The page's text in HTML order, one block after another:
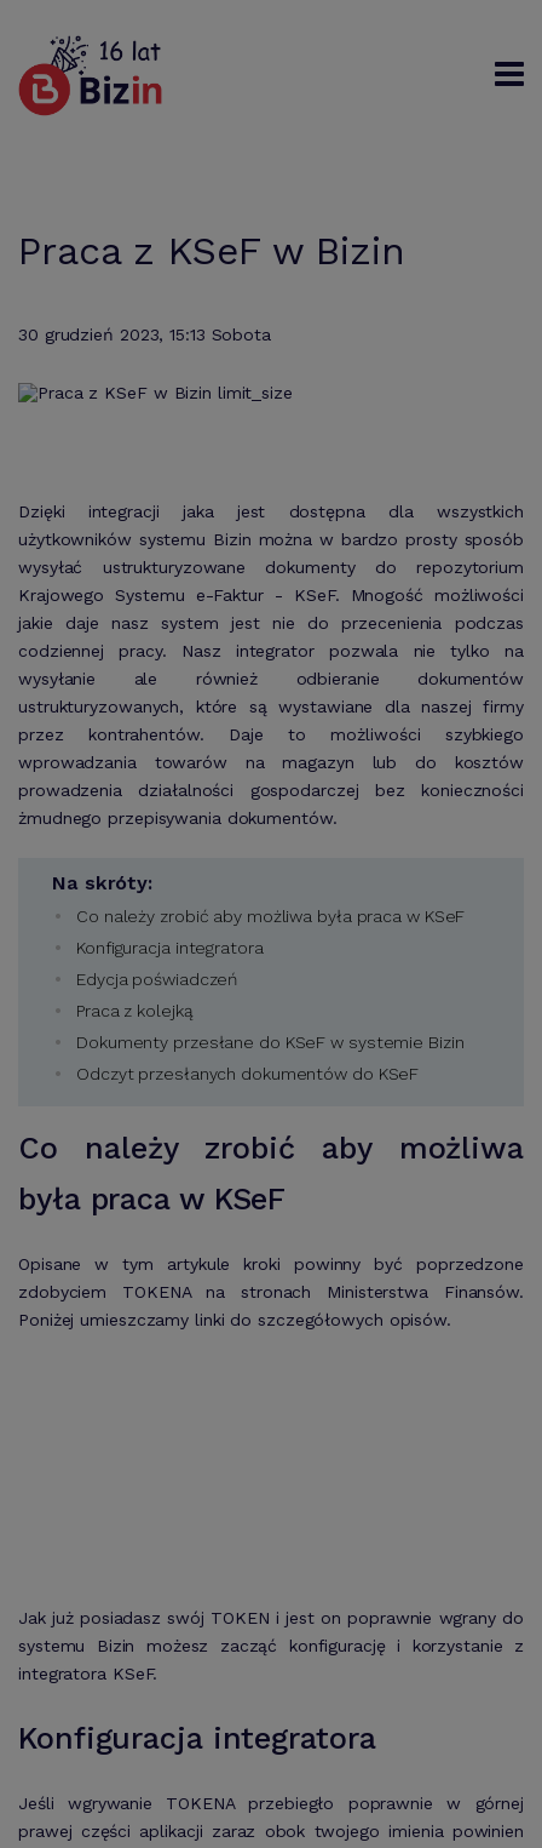
Praca z KSeF w Bizin
30 grudzień 2023, 15:13 Sobota
Dzięki integracji jaka jest dostępna dla wszystkich
użytkowników systemu Bizin można w bardzo prosty sposób
wysyłać ustrukturyzowane dokumenty do repozytorium
Krajowego Systemu e-Faktur - KSeF. Mnogość możliwości
jakie daje nasz system jest nie do przecenienia podczas
codziennej pracy. Nasz integrator pozwala nie tylko na
wysyłanie ale również odbieranie dokumentów
ustrukturyzowanych, które są wystawiane dla naszej firmy
przez kontrahentów. Daje to możliwości szybkiego
wprowadzania towarów na magazyn lub do kosztów
prowadzenia działalności gospodarczej bez konieczności
żmudnego przepisywania dokumentów.
Na skróty:
Co należy zrobić aby możliwa była praca w KSeF
Konfiguracja integratora
Edycja poświadczeń
Praca z kolejką
Dokumenty przesłane do KSeF w systemie Bizin
Odczyt przesłanych dokumentów do KSeF
Co należy zrobić aby możliwa
była praca w KSeF
Opisane w tym artykule kroki powinny być poprzedzone
zdobyciem TOKENA na stronach Ministerstwa Finansów.
Poniżej umieszczamy linki do szczegółowych opisów.
Jak już posiadasz swój TOKEN i jest on poprawnie wgrany do
systemu Bizin możesz zacząć konfigurację i korzystanie z
integratora KSeF.
Konfiguracja integratora
Jeśli wgrywanie TOKENA przebiegło poprawnie w górnej
prawej części aplikacji zaraz obok twojego imienia powinien